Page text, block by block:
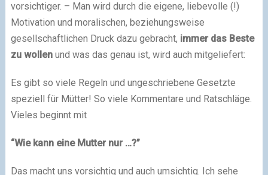
vorsichtiger. – Man wird durch die eigene, liebevolle (!)
Motivation und moralischen, beziehungsweise
gesellschaftlichen Druck dazu gebracht, immer das Beste
zu wollenund was das genau ist, wird auch mitgeliefert:
Es gibt so viele Regeln und ungeschriebene Gesetzte
speziell für Mütter! So viele Kommentare und Ratschläge.
Vieles beginnt mit
“Wie kann eine Mutter nur …?”
Das macht uns vorsichtig und auch umsichtig. Ich sehe